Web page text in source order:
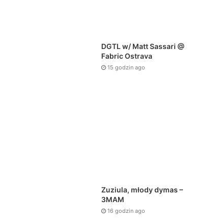
DGTL w/ Matt Sassari @
Fabric Ostrava
15 godzin ago
Zuziula, młody dymas –
3MAM
16 godzin ago